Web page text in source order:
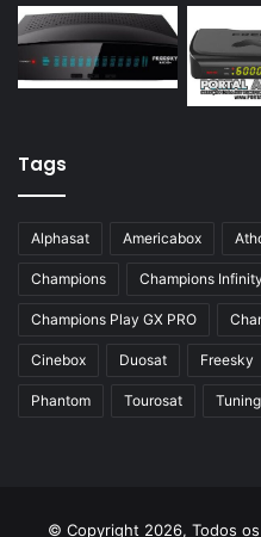
Azamerica
Azamerica
Azamerica
Azbox Like
Azfox
Azgold
Azplus
Azsat
Blade B1
Tags
Alphasat Americabox
Champions Champions
Champions Play GX PRO
Cinebox Duosat Freesky
Phantom Tourosat Tuning
© Copyright 2026, Todos